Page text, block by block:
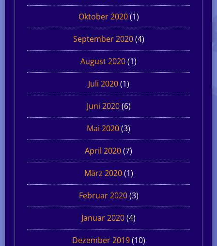
Oktober 2020(1)
September 2020(4)
August 2020(1)
Juli 2020(1)
Juni 2020(6)
Mai 2020(3)
April 2020(7)
März 2020(1)
Februar 2020(3)
Januar 2020(4)
Dezember 2019(10)